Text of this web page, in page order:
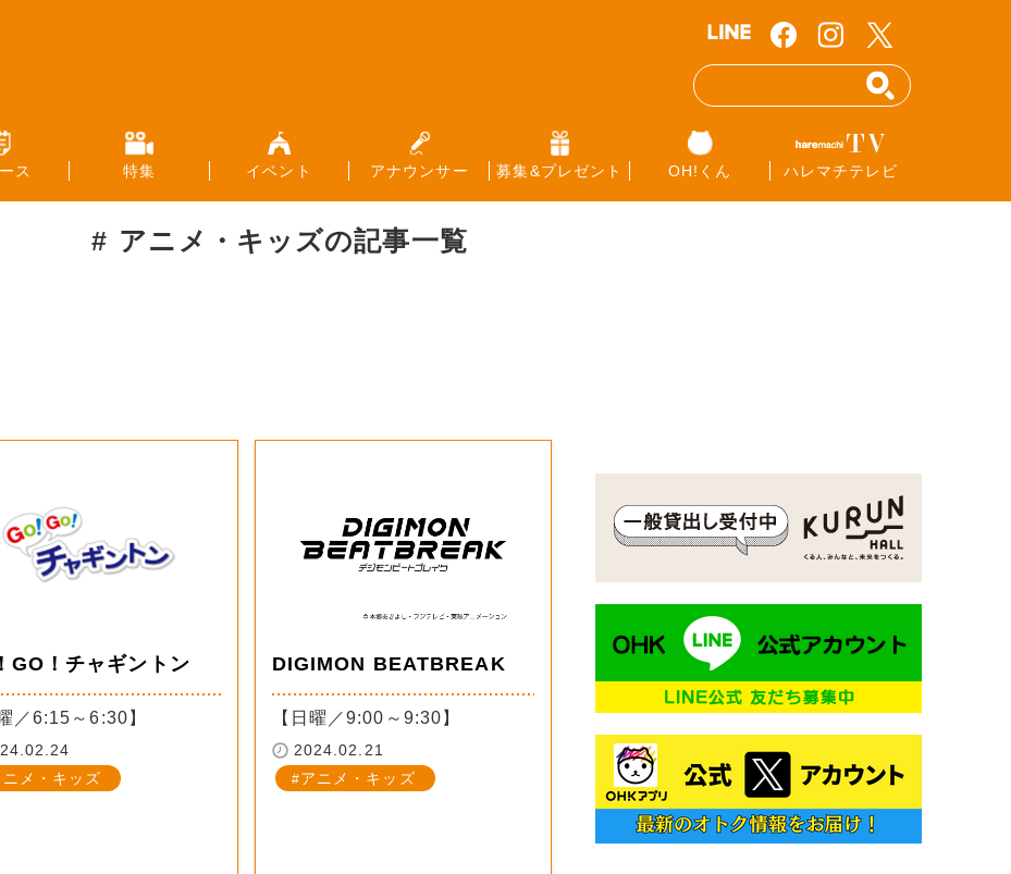
ス 特集 イベント アナウンサー 募集&プレゼント OH!くん ハレマチテレビ
アニメ・キッズの記事一覧
GO！チャギントン
／6:15～6:30】
ニメ・キッズ
DIGIMON BEATBREAK
【日曜／9:00～9:30】
2024.02.21
アニメ・キッズ